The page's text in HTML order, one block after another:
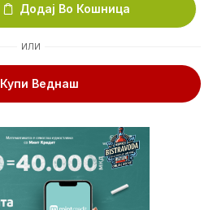
Додај Во Кошница
ИЛИ
Купи Веднаш